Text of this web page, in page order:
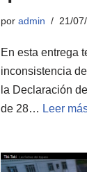
por admin 21/
En esta entrega
inconsistencia
la Declaración
de 28… Leer